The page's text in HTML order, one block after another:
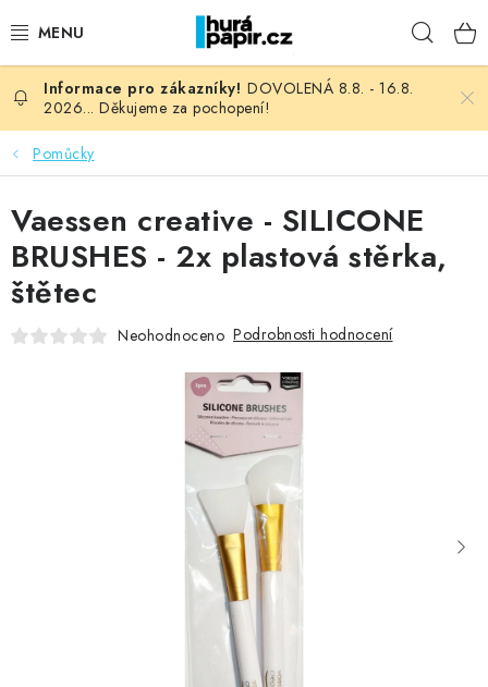
na
NOVINKY
HURÁ DÍLNA
VŠECHNO ZBOŽÍ
KNIHAŘSKÝ MATERIÁL
Moje objednávka
Obchodní podmínky
Podmínky ochrany osobních údajů
Ověřování recenzí
DOVOLENÁ 8.8. - 16.8.
2026... Děkujeme za pochopení!
Pomůcky
Vaessen creative - SILICONE
BRUSHES - 2x plastová stěrka,
štětec
Neohodnoceno Podrobnosti hodnocení